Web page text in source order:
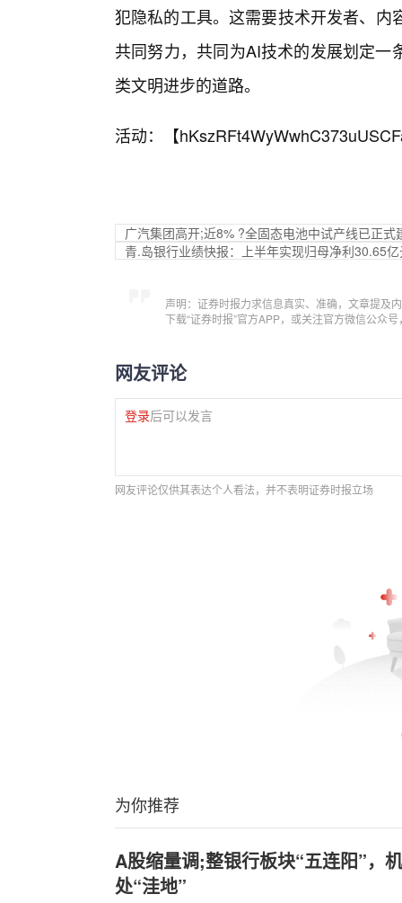
犯隐私的工具。这需要技术开发者、
共同努力，共同为AI技术的发展划定
类文明进步的道路。
活动：【
广汽集团高开;近8% ?全固态电池中试产线已正式
青.岛银行业绩快报：上半年实现归母净利30.65
声明：证券时报力求信息真实、准确，文章提及
下载“证券时报”官方APP，或关注官方微信公众
网友评论
登录后可以发言
网友评论仅供其表达个人看法，并不表明证券时报立场
为你推荐
A股缩量调;整银行板块“五连阳”，
处“洼地”